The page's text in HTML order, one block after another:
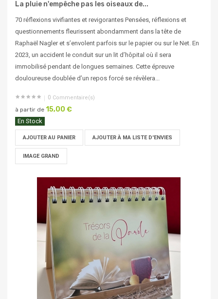
La pluie n'empêche pas les oiseaux de...
70 réflexions vivifiantes et revigorantes Pensées, réflexions et
questionnements fleurissent abondamment dans la tête de
Raphaël Nagler et s’envolent parfois sur le papier ou sur le Net. En
2023, un accident le conduit sur un lit d’hôpital où il sera
immobilisé pendant de longues semaines. Cette épreuve
douloureuse doublée d’un repos forcé se révèlera...
0 Commentaire(s)
à partir de 15,00 €
En Stock
AJOUTER AU PANIER AJOUTER À MA LISTE D'ENVIES
IMAGE GRAND